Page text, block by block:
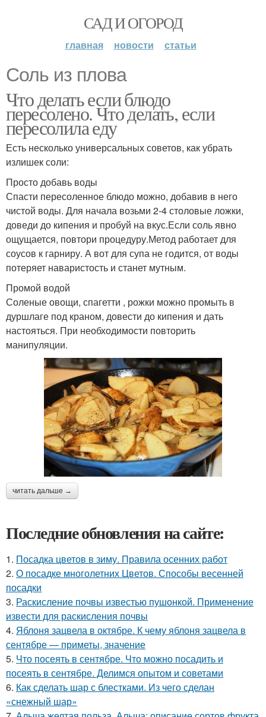
САД И ОГОРОД
главная новости статьи
Соль из плова
Что делать если блюдо
пересолено. Что делать, если
пересолила еду
Есть несколько универсальных советов, как убрать
излишек соли:
Просто добавь воды
Спасти пересоленное блюдо можно, добавив в него
чистой воды. Для начала возьми 2-4 столовые ложки,
доведи до кипения и пробуй на вкус.Если соль явно
ощущается, повтори процедуру.Метод работает для
соусов к гарниру. А вот для супа не годится, от воды
потеряет наваристость и станет мутным.
Промой водой
Соленые овощи, спагетти , рожки можно промыть в
дуршлаге под краном, довести до кипения и дать
настояться. При необходимости повторить
манипуляции.
читать дальше →
Последние обновления на сайте:
1. Посадка цветов в зиму. Правила осенних работ
2. О посадке многолетних Цветов. Способы весенней
посадки
3. Раскисление почвы известью пушонкой. Применение
извести для раскисления почвы
4. Яблоня зацвела в октябре. К чему яблоня зацвела в
сентябре — приметы, значение
5. Что посеять в сентябре. Что можно посадить и
посеять в сентябре. Делимся опытом и советами
6. Как сделать шар с блестками. Из чего сделан
«снежный шар»